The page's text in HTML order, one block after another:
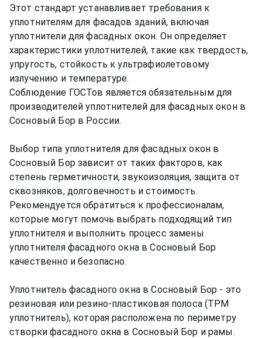
Этот стандарт устанавливает требования к
уплотнителям для фасадов зданий, включая
уплотнители для фасадных окон. Он определяет
характеристики уплотнителей, такие как твердость,
упругость, стойкость к ультрафиолетовому
излучению и температуре.
Соблюдение ГОСТов является обязательным для
производителей уплотнителей для фасадных окон в
Сосновый Бор в России.
Выбор типа уплотнителя для фасадных окон в
Сосновый Бор зависит от таких факторов, как
степень герметичности, звукоизоляция, защита от
сквозняков, долговечность и стоимость.
Рекомендуется обратиться к профессионалам,
которые могут помочь выбрать подходящий тип
уплотнителя и выполнить процесс замены
уплотнителя фасадного окна в Сосновый Бор
качественно и безопасно.
Уплотнитель фасадного окна в Сосновый Бор - это
резиновая или резино-пластиковая полоса (TPM
уплотнитель), которая расположена по периметру
створки фасадного окна в Сосновый Бор и рамы.